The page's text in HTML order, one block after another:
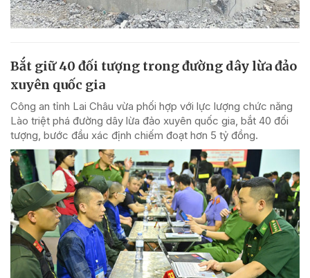
Bắt giữ 40 đối tượng trong đường dây lừa đảo
xuyên quốc gia
Công an tỉnh Lai Châu vừa phối hợp với lực lượng chức năng
Lào triệt phá đường dây lừa đảo xuyên quốc gia, bắt 40 đối
tượng, bước đầu xác định chiếm đoạt hơn 5 tỷ đồng.